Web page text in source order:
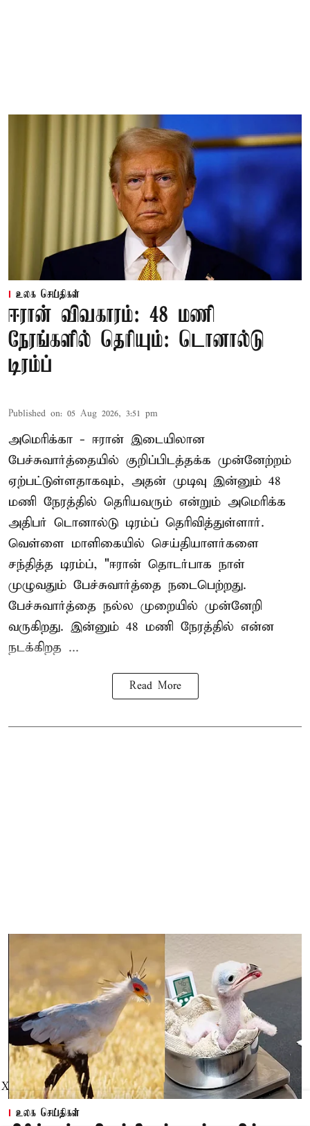
உலக செய்திகள்
ஈரான் விவகாரம்: 48 மணி
நேரங்களில் தெரியும்: டொனால்டு
டிரம்ப்
Published on: 05 Aug 2026, 3:51 pm
அமெரிக்கா - ஈரான் இடையிலான
பேச்சுவார்த்தையில் குறிப்பிடத்தக்க முன்னேற்றம்
ஏற்பட்டுள்ளதாகவும், அதன் முடிவு இன்னும் 48
மணி நேரத்தில் தெரியவரும் என்றும் அமெரிக்க
அதிபர் டொனால்டு டிரம்ப் தெரிவித்துள்ளார்.
வெள்ளை மாளிகையில் செய்தியாளர்களை
சந்தித்த டிரம்ப், "ஈரான் தொடர்பாக நாள்
முழுவதும் பேச்சுவார்த்தை நடைபெற்றது.
பேச்சுவார்த்தை நல்ல முறையில் முன்னேறி
வருகிறது. இன்னும் 48 மணி நேரத்தில் என்ன
நடக்கிறத ...
Read More
உலக செய்திகள்
X